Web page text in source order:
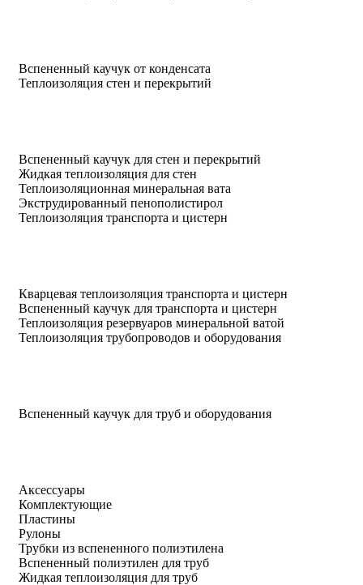
Вспененный каучук от конденсата
Теплоизоляция стен и перекрытий
Вспененный каучук для стен и перекрытий
Жидкая теплоизоляция для стен
Теплоизоляционная минеральная вата
Экструдированный пенополистирол
Теплоизоляция транспорта и цистерн
Кварцевая теплоизоляция транспорта и цистерн
Вспененный каучук для транспорта и цистерн
Теплоизоляция резервуаров минеральной ватой
Теплоизоляция трубопроводов и оборудования
Вспененный каучук для труб и оборудования
Аксессуары
Комплектующие
Пластины
Рулоны
Трубки из вспененного полиэтилена
Вспененный полиэтилен для труб
Жидкая теплоизоляция для труб